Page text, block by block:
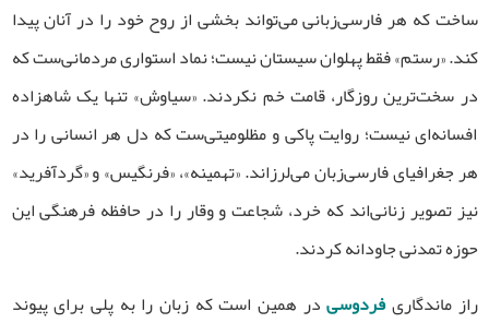
ساخت که هر فارسی‌زبانی می‌تواند بخشی از روح خود را در آنان پیدا
کند. «رستم» فقط پهلوان سیستان نیست؛ نماد استواری مردمانی‌ست که
در سخت‌ترین روزگار، قامت خم نکردند. «سیاوش» تنها یک شاهزاده
افسانه‌ای نیست؛ روایت پاکی و مظلومیتی‌ست که دل هر انسانی را در
هر جغرافیای فارسی‌زبان می‌لرزاند. «تهمینه»، «فرنگیس» و «گردآفرید»
نیز تصویر زنانی‌اند که خرد، شجاعت و وقار را در حافظه فرهنگی این
حوزه تمدنی جاودانه کردند.
راز ماندگاریفردوسیدر همین است که زبان را به پلی برای پیوند